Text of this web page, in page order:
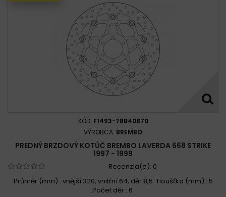
KÓD: F1493-78B40870
VÝROBCA: BREMBO
PREDNÝ BRZDOVÝ KOTÚČ BREMBO LAVERDA 668 STRIKE
1997 - 1999
Recenzia(e): 0
Průměr (mm) : vnější 320, vnitřní 64, děr 8,5 .Tloušťka (mm) : 5
.Počet děr : 6 .